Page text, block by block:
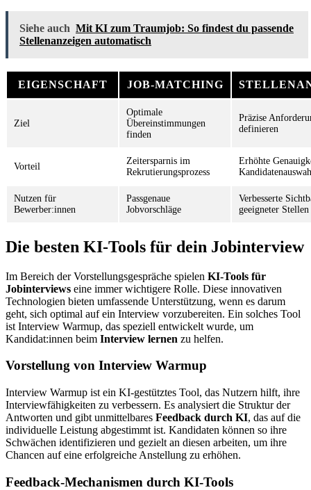
Siehe auch Mit KI zum Traumjob: So findest du passende
Stellenanzeigen automatisch
EIGENSCHAFT JOB-MATCHING
Ziel
Optimale
Übereinstimmungen
finden
Präzise
definieren
Vorteil
Zeitersparnis im
Rekrutierungsprozess
Erhöhte
Nutzen für
Bewerber:innen
Passgenaue
Jobvorschläge
Verbesserte
geeigneter Stellen
Die besten KI-Tools für dein Jobinterview
Im Bereich der Vorstellungsgespräche spielen KI-Tools für
Jobinterviews eine immer wichtigere Rolle. Diese innovativen
Technologien bieten umfassende Unterstützung, wenn es darum
geht, sich optimal auf ein Interview vorzubereiten. Ein solches Tool
ist Interview Warmup, das speziell entwickelt wurde, um
Kandidat:innen beim Interview lernen zu helfen.
Vorstellung von Interview Warmup
Interview Warmup ist ein KI-gestütztes Tool, das Nutzern hilft, ihre
Interviewfähigkeiten zu verbessern. Es analysiert die Struktur der
Antworten und gibt unmittelbares Feedback durch KI, das auf die
individuelle Leistung abgestimmt ist. Kandidaten können so ihre
Schwächen identifizieren und gezielt an diesen arbeiten, um ihre
Chancen auf eine erfolgreiche Anstellung zu erhöhen.
Feedback-Mechanismen durch KI-Tools